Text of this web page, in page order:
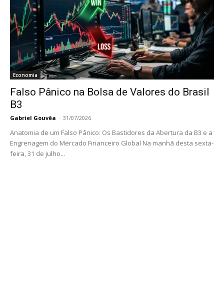
Economia
Falso Pânico na Bolsa de Valores do Brasil
B3
Gabriel Gouvêa - 31/07/2026
Anatomia de um Falso Pânico: Os Bastidores da Abertura da B3 e a
Engrenagem do Mercado Financeiro Global Na manhã desta sexta-
feira, 31 de julho...